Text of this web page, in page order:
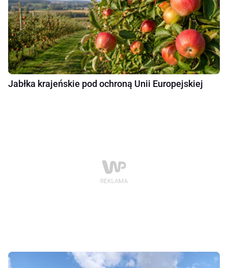
Jabłka krajeńskie pod ochroną Unii Europejskiej